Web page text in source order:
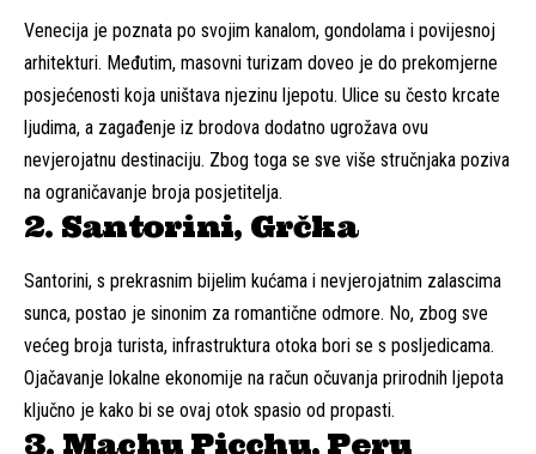
Venecija je poznata po svojim kanalom, gondolama i povijesnoj
arhitekturi. Međutim, masovni turizam doveo je do prekomjerne
posjećenosti koja uništava njezinu ljepotu. Ulice su često krcate
ljudima, a zagađenje iz brodova dodatno ugrožava ovu
nevjerojatnu destinaciju. Zbog toga se sve više stručnjaka poziva
na ograničavanje broja posjetitelja.
2. Santorini, Grčka
Santorini, s prekrasnim bijelim kućama i nevjerojatnim zalascima
sunca, postao je sinonim za romantične odmore. No, zbog sve
većeg broja turista, infrastruktura otoka bori se s posljedicama.
Ojačavanje lokalne ekonomije na račun očuvanja prirodnih ljepota
ključno je kako bi se ovaj otok spasio od propasti.
3. Machu Picchu, Peru